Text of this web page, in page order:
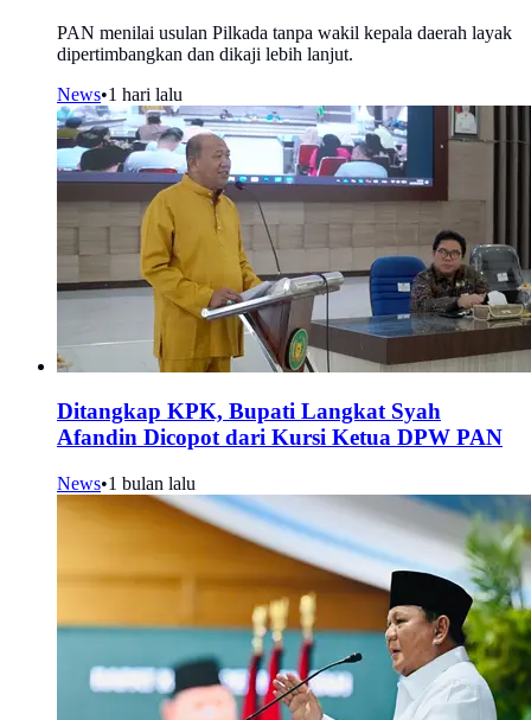
PAN menilai usulan Pilkada tanpa wakil kepala daerah layak
dipertimbangkan dan dikaji lebih lanjut.
News•1 hari lalu
Ditangkap KPK, Bupati Langkat Syah
Afandin Dicopot dari Kursi Ketua DPW PAN
News•1 bulan lalu